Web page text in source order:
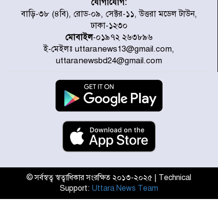
ডিএমপির অভিযানে ২৪ ঘণ্টায় গ্রেপ্তার
৫০৪, উদ্ধার মাদক-অস্ত্র
সন্দ্বীপের চরে বিপদে পড়া কচ্ছপ উদ্ধার
সাগরে অবমুক্ত
মাতারবাড়ী পৌঁছে নির্ধারিত কর্মসূচিতে
যোগ দিয়েছেন প্রধানমন্ত্রী
জাতীয় সাংবাদিক সংস্থার পিরোজপুর
গণঅভ্যুত্থানের তথ্য বিশ্বমিডিয়ায় পৌঁছে
যোগাযোগ:
বাড়ি-৩৮ (৪বি), রোড-০৯, সেক্টর-১১, উত্তরা মডেল টাউন,
ঢাকা-১২৩০
মোবাইল-০১৯৭২ ২৬৩৮৯৬
ই-মেইলঃ uttaranews13@gmail.com,
uttaranewsbd24@gmail.com
© সর্বস্বত্ব স্বত্বাধিকার সংরক্ষিত ২০১৩-২০২৫ | Technical
Support: Uttara News Team